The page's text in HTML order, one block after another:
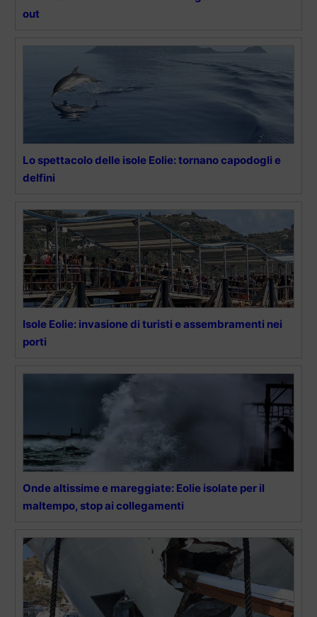
out
Lo spettacolo delle isole Eolie: tornano capodogli e
delfini
Isole Eolie: invasione di turisti e assembramenti nei
porti
Onde altissime e mareggiate: Eolie isolate per il
maltempo, stop ai collegamenti